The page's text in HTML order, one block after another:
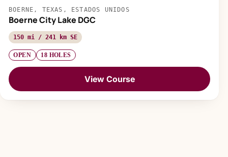
BOERNE, TEXAS, ESTADOS UNIDOS
Boerne City Lake DGC
150 mi / 241 km SE
OPEN 18 HOLES
View Course